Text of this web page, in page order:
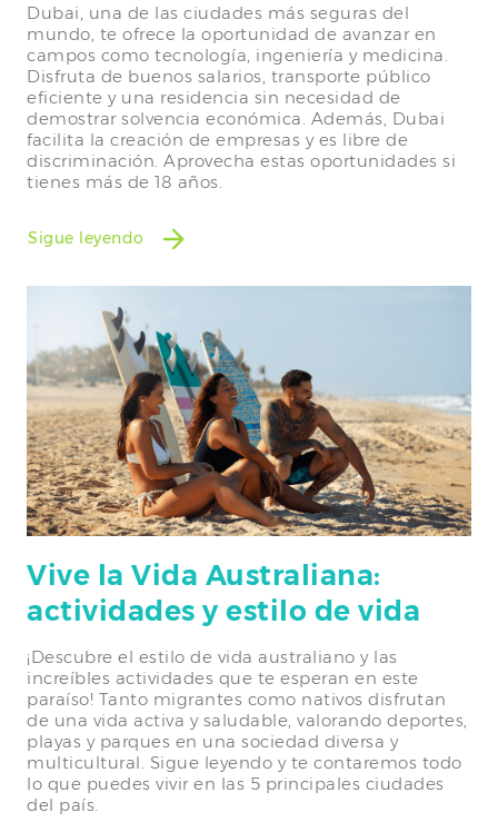
Dubai, una de las ciudades más seguras del
mundo, te ofrece la oportunidad de avanzar en
campos como tecnología, ingeniería y medicina.
Disfruta de buenos salarios, transporte público
eficiente y una residencia sin necesidad de
demostrar solvencia económica. Además, Dubai
facilita la creación de empresas y es libre de
discriminación. Aprovecha estas oportunidades si
tienes más de 18 años.
Sigue leyendo
Vive la Vida Australiana:
actividades y estilo de vida
¡Descubre el estilo de vida australiano y las
increíbles actividades que te esperan en este
paraíso! Tanto migrantes como nativos disfrutan
de una vida activa y saludable, valorando deportes,
playas y parques en una sociedad diversa y
multicultural. Sigue leyendo y te contaremos todo
lo que puedes vivir en las 5 principales ciudades
del país.